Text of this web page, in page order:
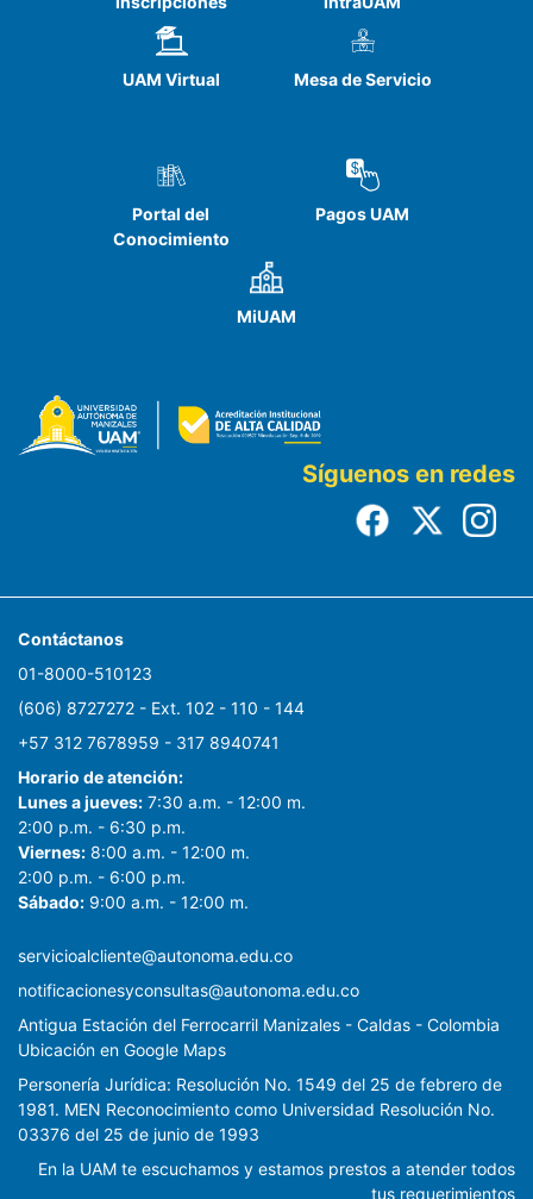
UAM Virtual Mesa de Servicio
Portal del
Conocimiento
Pagos UAM
MiUAM
Síguenos en redes
Contáctanos
01-8000-510123
(606) 8727272 - Ext. 102 - 110 - 144
+57 312 7678959 - 317 8940741
Horario de atención:
Lunes a jueves: 7:30 a.m. - 12:00 m.
2:00 p.m. - 6:30 p.m.
Viernes: 8:00 a.m. - 12:00 m.
2:00 p.m. - 6:00 p.m.
Sábado: 9:00 a.m. - 12:00 m.
servicioalcliente@autonoma.edu.co
notificacionesyconsultas@autonoma.edu.co
Antigua Estación del Ferrocarril Manizales - Caldas - Colombia
Ubicación en Google Maps
Personería Jurídica: Resolución No. 1549 del 25 de febrero de
1981. MEN Reconocimiento como Universidad Resolución No.
03376 del 25 de junio de 1993
En la UAM te escuchamos y estamos prestos a atender todos
tus requerimientos